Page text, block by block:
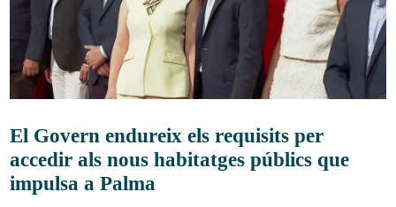
El Govern endureix els requisits per
accedir als nous habitatges públics que
impulsa a Palma